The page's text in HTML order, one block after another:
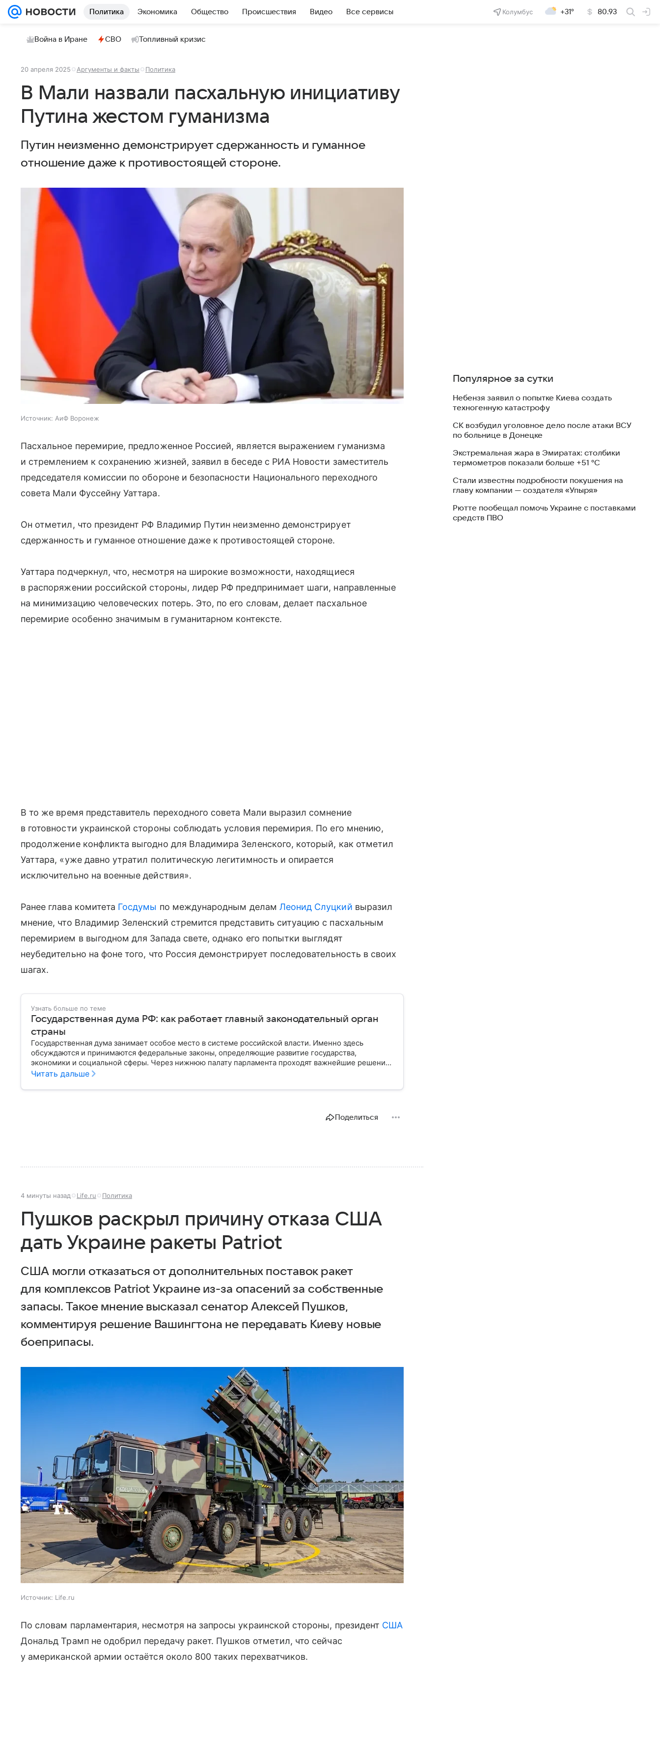
Политика Экономика Общество Происшествия Видео Все сервисы Колумбус +31° 80.93
Война в Иране СВО Топливный кризис
20 апреля 2025 Аргументы и факты Политика
В Мали назвали пасхальную инициативу
Путина жестом гуманизма
Путин неизменно демонстрирует сдержанность и гуманное
отношение даже к противостоящей стороне.
Источник: АиФ Воронеж
Пасхальное перемирие, предложенное Россией, является выражением гуманизма
и стремлением к сохранению жизней, заявил в беседе с РИА Новости заместитель
председателя комиссии по обороне и безопасности Национального переходного
совета Мали Фуссейну Уаттара.
Он отметил, что президент РФ Владимир Путин неизменно демонстрирует
сдержанность и гуманное отношение даже к противостоящей стороне.
Уаттара подчеркнул, что, несмотря на широкие возможности, находящиеся
в распоряжении российской стороны, лидер РФ предпринимает шаги, направленные
на минимизацию человеческих потерь. Это, по его словам, делает пасхальное
перемирие особенно значимым в гуманитарном контексте.
В то же время представитель переходного совета Мали выразил сомнение
в готовности украинской стороны соблюдать условия перемирия. По его мнению,
продолжение конфликта выгодно для Владимира Зеленского, который, как отметил
Уаттара, «уже давно утратил политическую легитимность и опирается
исключительно на военные действия».
Ранее глава комитета Госдумы по международным делам Леонид Слуцкий выразил
мнение, что Владимир Зеленский стремится представить ситуацию с пасхальным
перемирием в выгодном для Запада свете, однако его попытки выглядят
неубедительно на фоне того, что Россия демонстрирует последовательность в своих
шагах.
Узнать больше по теме
Государственная дума РФ: как работает главный законодательный орган
страны
Государственная дума занимает особое место в системе российской власти. Именно здесь
обсуждаются и принимаются федеральные законы, определяющие развитие государства,
экономики и социальной сферы. Через нижнюю палату парламента проходят важнейшие решения,
затрагивающие жизнь миллионов граждан. Разбираемся, как устроена Госдума, какие полномочия
Читать дальше
Поделиться
4 минуты назад Life.ru Политика
Пушков раскрыл причину отказа США
дать Украине ракеты Patriot
США могли отказаться от дополнительных поставок ракет
для комплексов Patriot Украине из-за опасений за собственные
запасы. Такое мнение высказал сенатор Алексей Пушков,
комментируя решение Вашингтона не передавать Киеву новые
боеприпасы.
Источник: Life.ru
По словам парламентария, несмотря на запросы украинской стороны, президент США
Дональд Трамп не одобрил передачу ракет. Пушков отметил, что сейчас
у американской армии остаётся около 800 таких перехватчиков.
Популярное за сутки
Небензя заявил о попытке Киева создать
техногенную катастрофу
СК возбудил уголовное дело после атаки ВСУ
по больнице в Донецке
Экстремальная жара в Эмиратах: столбики
термометров показали больше +51 °C
Стали известны подробности покушения на
главу компании — создателя «Упыря»
Рютте пообещал помочь Украине с поставками
средств ПВО